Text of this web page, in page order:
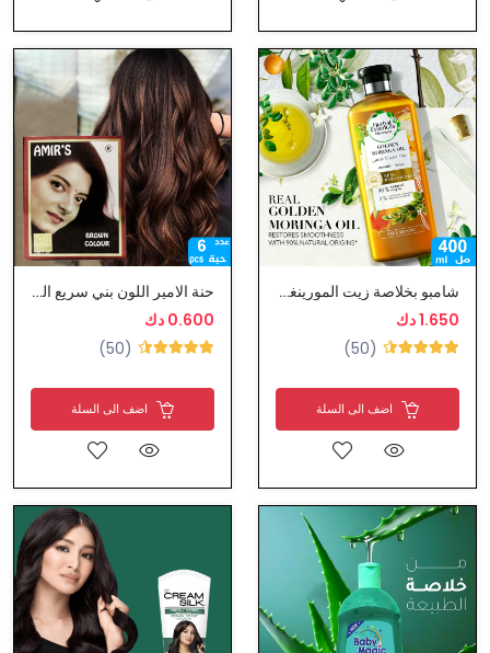
شامبو بخلاصة زيت المورينغا الذهبي من هيربال ايسنس
1.650 دك
(50)
اضف الى السلة
حنة الامير اللون بني سريع المفعول
0.600 دك
(50)
اضف الى السلة